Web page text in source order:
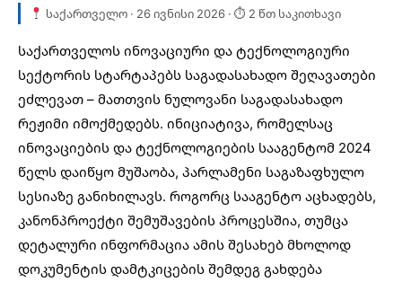
საქართველო · 26 ივნისი 2026 · ⏱ 2 წთ საკითხავი
საქართველოს ინოვაციური და ტექნოლოგიური
სექტორის სტარტაპებს საგადასახადო შეღავათები
ეძლევათ – მათთვის ნულოვანი საგადასახადო
რეჟიმი იმოქმედებს. ინიციატივა, რომელსაც
ინოვაციების და ტექნოლოგიების სააგენტომ 2024
წელს დაიწყო მუშაობა, პარლამენი საგაზაფხულო
სესიაზე განიხილავს. როგორც სააგენტო აცხადებს,
კანონპროექტი შემუშავების პროცესშია, თუმცა
დეტალური ინფორმაცია ამის შესახებ მხოლოდ
დოკუმენტის დამტკიცების შემდეგ გახდება